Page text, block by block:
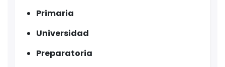
Primaria
Universidad
Preparatoria